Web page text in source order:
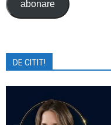
abonare
DE CITIT!